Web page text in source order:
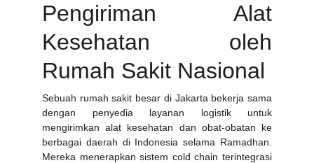
Pengiriman Alat
Kesehatan oleh
Rumah Sakit Nasional
Sebuah rumah sakit besar di Jakarta bekerja sama
dengan penyedia layanan logistik untuk
mengirimkan alat kesehatan dan obat-obatan ke
berbagai daerah di Indonesia selama Ramadhan.
Mereka menerapkan sistem cold chain terintegrasi